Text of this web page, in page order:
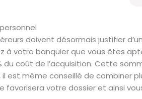
doivent désormais justifier
à votre banquier que vous êtes
du coût de l’acquisition. Cette
il est même conseillé de combiner
favorisera votre dossier et ainsi